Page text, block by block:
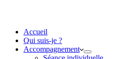
Accueil
Qui suis-je ?
Accompagnement